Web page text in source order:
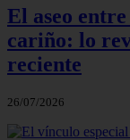
El aseo
cariño: lo
reciente
26/07/2026